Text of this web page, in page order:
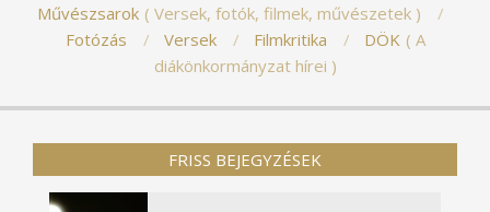
Művészsarok
Versek, fotók, filmek, művészetek
Fotózás
Versek Filmkritika DÖK
A
diákönkormányzat hírei
FRISS BEJEGYZÉSEK